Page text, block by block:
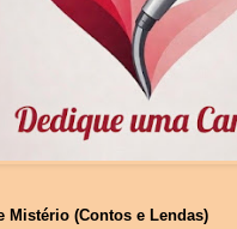
Mistério (Contos e Lendas)